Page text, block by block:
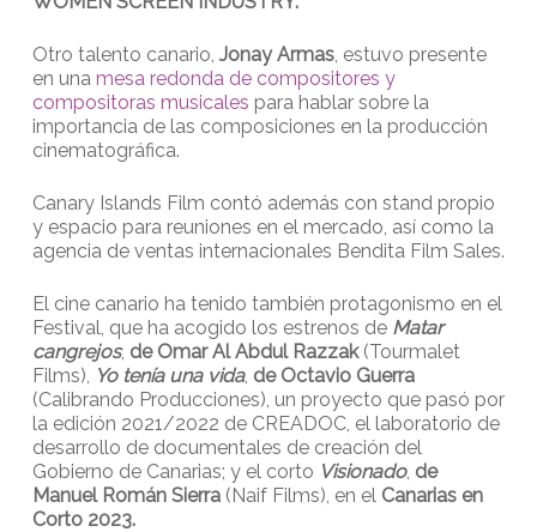
Otro talento canario, Jonay Armas, estuvo presente
en una mesa redonda de compositores y
compositoras musicales para hablar sobre la
importancia de las composiciones en la producción
cinematográfica.
Canary Islands Film contó además con stand propio
y espacio para reuniones en el mercado, así como la
agencia de ventas internacionales Bendita Film Sales.
El cine canario ha tenido también protagonismo en el
Festival, que ha acogido los estrenos de Matar
cangrejos, de Omar Al Abdul Razzak (Tourmalet
Films), Yo tenía una vida, de Octavio Guerra
(Calibrando Producciones), un proyecto que pasó por
la edición 2021/2022 de CREADOC, el laboratorio de
desarrollo de documentales de creación del
Gobierno de Canarias; y el corto Visionado, de
Manuel Román Sierra(Naif Films), en el Canarias en
Corto 2023.